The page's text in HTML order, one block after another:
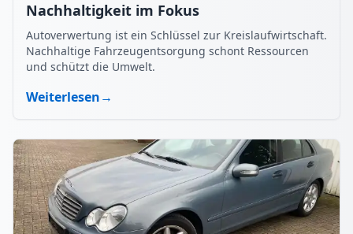
Nachhaltigkeit im Fokus
Autoverwertung ist ein Schlüssel zur Kreislaufwirtschaft.
Nachhaltige Fahrzeugentsorgung schont Ressourcen
und schützt die Umwelt.
Weiterlesen→